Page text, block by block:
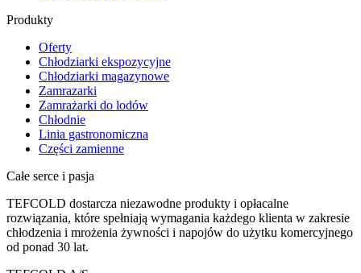
Produkty
Oferty
Chłodziarki ekspozycyjne
Chłodziarki magazynowe
Zamrazarki
Zamrażarki do lodów
Chłodnie
Linia gastronomiczna
Części zamienne
Całe serce i pasja
TEFCOLD dostarcza niezawodne produkty i opłacalne
rozwiązania, które spełniają wymagania każdego klienta w zakresie
chłodzenia i mrożenia żywności i napojów do użytku komercyjnego
od ponad 30 lat.